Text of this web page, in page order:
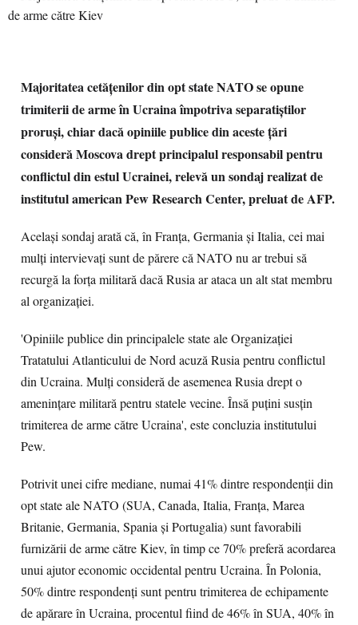
Majoritatea cetățenilor din opt state NATO se opune
trimiterii de arme în Ucraina împotriva separatiștilor
proruși, chiar dacă opiniile publice din aceste țări
consideră Moscova drept principalul responsabil pentru
conflictul din estul Ucrainei, relevă un sondaj realizat de
institutul american Pew Research Center, preluat de AFP.
Același sondaj arată că, în Franța, Germania și Italia, cei mai
mulți intervievați sunt de părere că NATO nu ar trebui să
recurgă la forța militară dacă Rusia ar ataca un alt stat membru
al organizației.
'Opiniile publice din principalele state ale Organizației
Tratatului Atlanticului de Nord acuză Rusia pentru conflictul
din Ucraina. Mulți consideră de asemenea Rusia drept o
amenințare militară pentru statele vecine. Însă puțini susțin
trimiterea de arme către Ucraina', este concluzia institutului
Pew.
Potrivit unei cifre mediane, numai 41% dintre respondenții din
opt state ale NATO (SUA, Canada, Italia, Franța, Marea
Britanie, Germania, Spania și Portugalia) sunt favorabili
furnizării de arme către Kiev, în timp ce 70% preferă acordarea
unui ajutor economic occidental pentru Ucraina. În Polonia,
50% dintre respondenți sunt pentru trimiterea de echipamente
de apărare în Ucraina, procentul fiind de 46% în SUA, 40% în